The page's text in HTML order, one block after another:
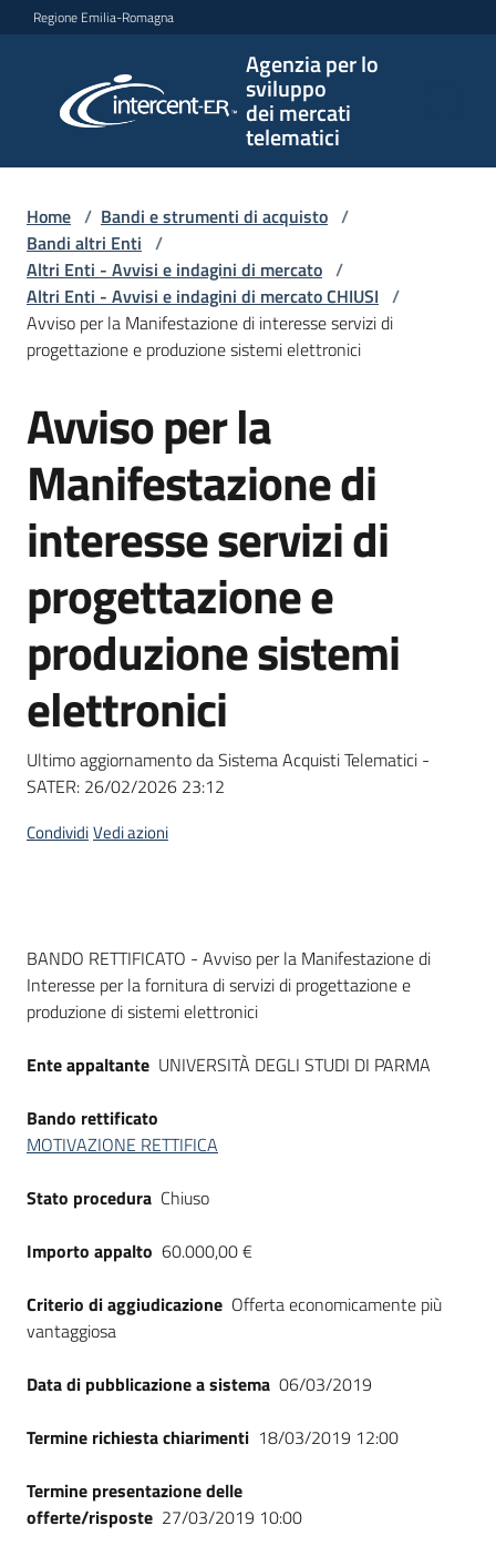
Vai al contenuto
Vai alla navigazione
Vai al footer
Regione Emilia-Romagna
Agenzia per lo
sviluppo
dei mercati
telematici
per lo
sviluppo
telematici
L'Agenzia
Bandi
e
di
Supporto
Piattaforme
telematiche
Seguici
Home / Bandi e strumenti di acquisto /
Bandi altri Enti /
Altri Enti - Avvisi e indagini di mercato /
Altri Enti - Avvisi e indagini di mercato CHIUSI /
Avviso per la Manifestazione di interesse servizi di
progettazione e produzione sistemi elettronici
Salta al contenuto
Avviso per la
Manifestazione di
interesse servizi di
progettazione e
produzione sistemi
elettronici
Ultimo aggiornamento da Sistema Acquisti Telematici -
SATER: 26/02/2026 23:12
CondividiVedi azioni
Dati del bando
BANDO RETTIFICATO - Avviso per la Manifestazione di
Interesse per la fornitura di servizi di progettazione e
produzione di sistemi elettronici
Ente appaltante UNIVERSITÀ DEGLI STUDI DI PARMA
Bando rettificato
MOTIVAZIONE RETTIFICA
Stato procedura Chiuso
Importo appalto 60.000,00 €
Criterio di aggiudicazione Offerta economicamente più
vantaggiosa
Data di pubblicazione a sistema 06/03/2019
Termine richiesta chiarimenti 18/03/2019 12:00
Termine presentazione delle
offerte/risposte 27/03/2019 10:00